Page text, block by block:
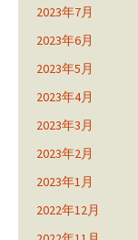
2023年7月
2023年6月
2023年5月
2023年4月
2023年3月
2023年2月
2023年1月
2022年12月